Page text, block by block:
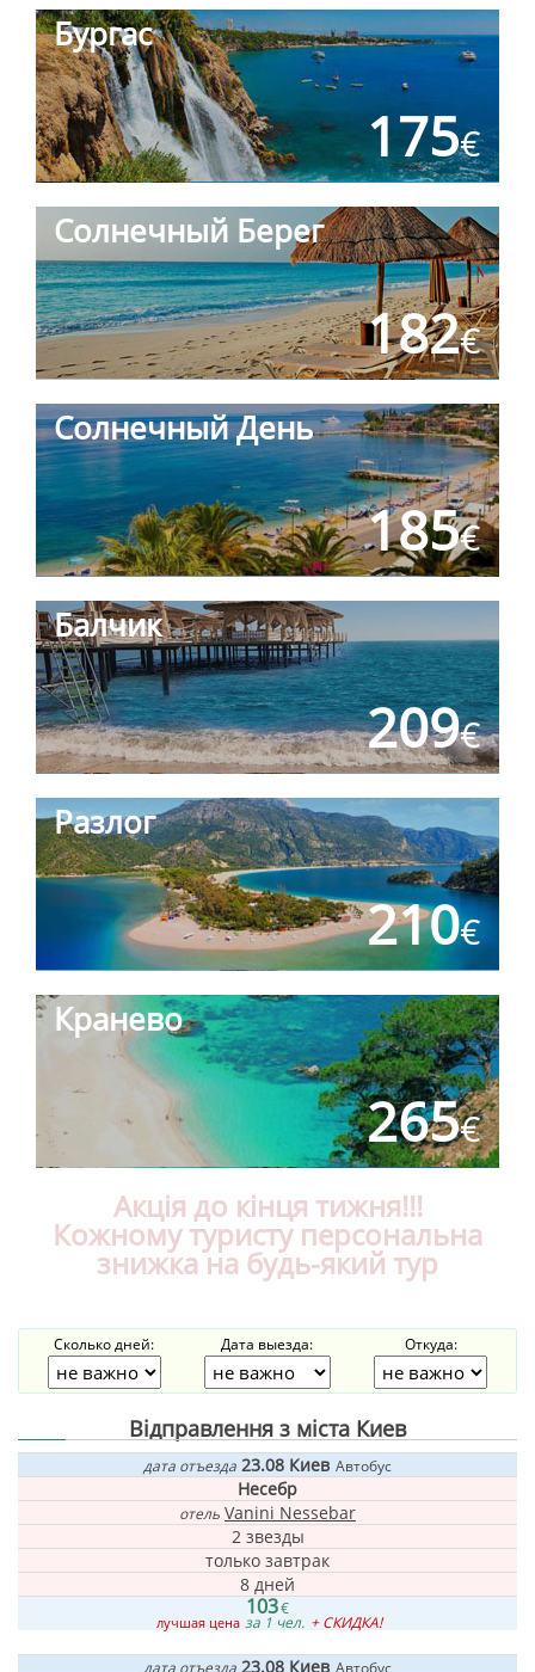
Бургас
175€
Солнечный Берег
182€
Солнечный День
185€
Балчик
209€
Разлог
210€
Кранево
265€
Акція до кінця тижня!!!
Кожному туристу персональна
знижка на будь-який тур
Сколько дней: Дата выезда: Откуда:
Відправлення з міста Киев
дата отъезда 23.08 Киев Автобус
Несебр
отель Vanini Nessebar
2 звезды
только завтрак
8 дней
103€
лучшая цена за 1 чел. + СКИДКА!
дата отъезда 23.08 Киев Автобус